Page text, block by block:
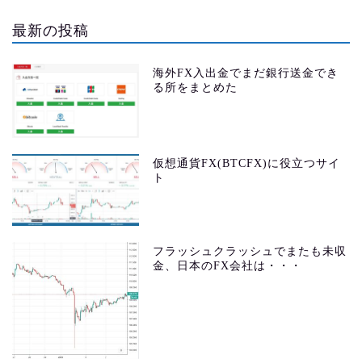
最新の投稿
海外FX入出金でまだ銀行送金でき
る所をまとめた
仮想通貨FX(BTCFX)に役立つサイ
ト
フラッシュクラッシュでまたも未収
金、日本のFX会社は・・・